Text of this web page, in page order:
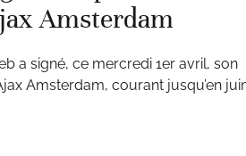
Amsterdam
a signé, ce mercredi 1er avril, son
Amsterdam, courant jusqu’en